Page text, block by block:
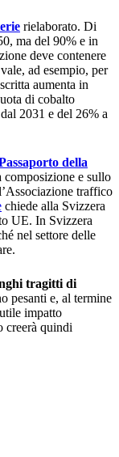
rielaborato. Di
ma del 90% e in
deve contenere
ad esempio, per
aumenta in
di cobalto
2031 e del 26% a
della
composizione e sullo
traffico
chiede alla Svizzera
UE. In Svizzera
nel settore delle
tragitti di
pesanti e, al termine
impatto
creerà quindi